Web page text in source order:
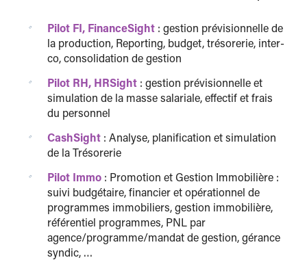
Pilot FI, FinanceSight : gestion prévisionnelle de
la production, Reporting, budget, trésorerie, inter-
co, consolidation de gestion
Pilot RH, HRSight : gestion prévisionnelle et
simulation de la masse salariale, effectif et frais
du personnel
CashSight : Analyse, planification et simulation
de la Trésorerie
Pilot Immo : Promotion et Gestion Immobilière :
suivi budgétaire, financier et opérationnel de
programmes immobiliers, gestion immobilière,
référentiel programmes, PNL par
agence/programme/mandat de gestion, gérance
syndic, …